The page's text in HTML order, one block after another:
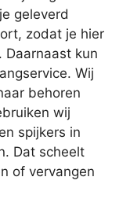
geleverd
zodat je hier
Daarnaast kun
Wij
behoren
wij
spijkers in
Dat scheelt
of vervangen